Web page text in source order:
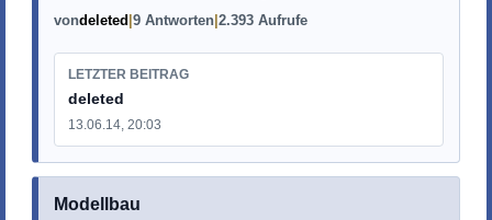
vondeleted 9 Antworten 2.393 Aufrufe
LETZTER BEITRAG
deleted
13.06.14, 20:03
Modellbau